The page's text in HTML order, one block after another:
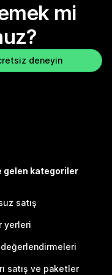
mi
deneyin
gelen kategoriler
satış
yerleri
değerlendirmeleri
satış ve paketler